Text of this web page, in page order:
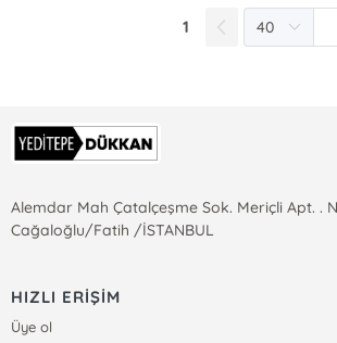
1
Alemdar Mah Çatalçeşme Sok. Meriçli Apt. .
Cağaloğlu/Fatih /İSTANBUL
HIZLI ERİŞİM
Üye ol